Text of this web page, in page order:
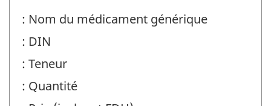
: Nom du médicament générique
: DIN
: Teneur
: Quantité